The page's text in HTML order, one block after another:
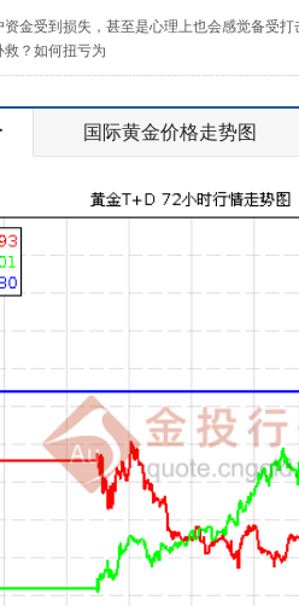
金受到损失，甚至是心理上也会感觉备受
？如何扭亏为
国际黄金价格走势图